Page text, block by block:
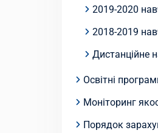
2019-2020
2018-2019
Дистанційне
Освітні
Моніторинг
Порядок